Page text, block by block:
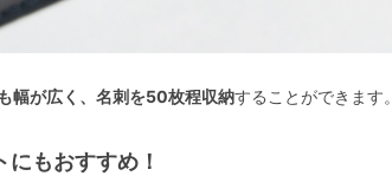
幅が広く、名刺を50枚程収納することができます。
もおすすめ！